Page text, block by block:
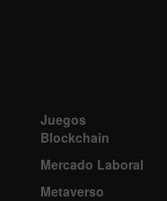
Juegos
Blockchain
Mercado Laboral
Metaverso